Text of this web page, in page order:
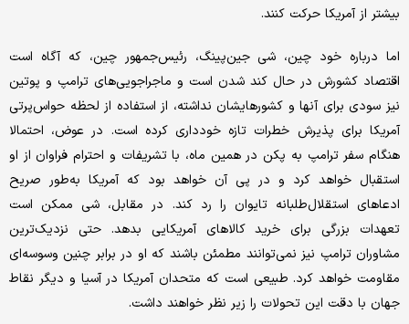
بیشتر از آمریکا حرکت کنند.
اما درباره خود چین، شی جین‌پینگ، رئیس‌جمهور چین، که آگاه است
اقتصاد کشورش در حال کند شدن است و ماجراجویی‌های ترامپ و پوتین
نیز سودی برای آنها و کشورهایشان نداشته، از استفاده از لحظه حواس‌پرتی
آمریکا برای پذیرش خطرات تازه خودداری کرده است. در عوض، احتمالا
هنگام سفر ترامپ به پکن در همین ماه، با تشریفات و احترام فراوان از او
استقبال خواهد کرد و در پی آن خواهد بود که آمریکا به‌طور صریح
ادعاهای استقلال‌طلبانه تایوان را رد کند. در مقابل، شی ممکن است
تعهدات بزرگی برای خرید کالاهای آمریکایی بدهد. حتی نزدیک‌ترین
مشاوران ترامپ نیز نمی‌توانند مطمئن باشند که او در برابر چنین وسوسه‌ای
مقاومت خواهد کرد. طبیعی است که متحدان آمریکا در آسیا و دیگر نقاط
جهان با دقت این تحولات را زیر نظر خواهند داشت.